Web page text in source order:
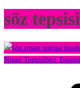
söz tepsisi
Nişan TepsisiSöz Tepsisi